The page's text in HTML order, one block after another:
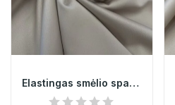
Elastingas smėlio spalvos atlasas su viskozė...